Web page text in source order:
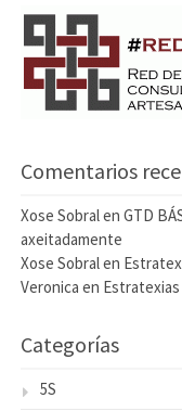
Comentarios
Xose Sobralen GTD
axeitadamente
Xose Sobralen
Veronica en
Categorías
5S